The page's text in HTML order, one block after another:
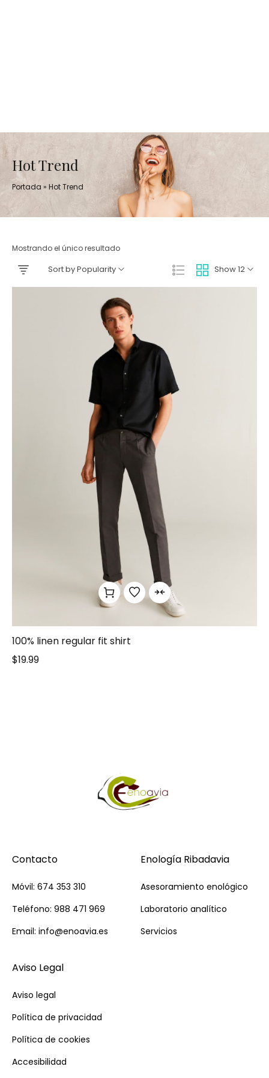
Hot Trend
Portada » Hot Trend
Mostrando el único resultado
Show 12
Sort by Popularity
100% linen regular fit shirt
$19.99
Contacto
Móvil: 674 353 310
Teléfono: 988 471 969
Email: info@enoavia.es
Enología Ribadavia
Asesoramiento enológico
Laboratorio analítico
Servicios
Aviso Legal
Aviso legal
Política de privacidad
Política de cookies
Accesibilidad